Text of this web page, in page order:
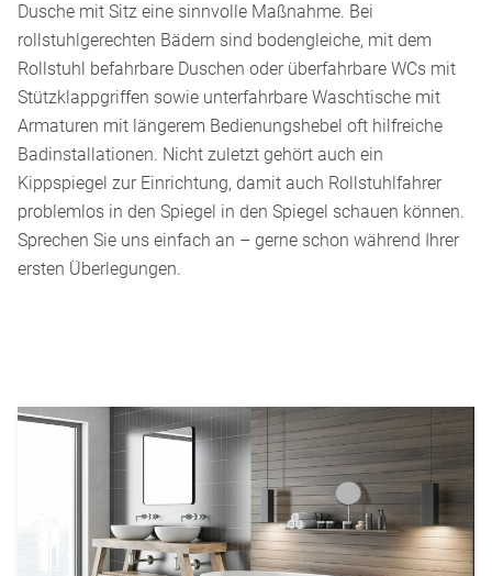
Dusche mit Sitz eine sinnvolle Maßnahme. Bei
rollstuhlgerechten Bädern sind bodengleiche, mit dem
Rollstuhl befahrbare Duschen oder überfahrbare WCs mit
Stützklappgriffen sowie unterfahrbare Waschtische mit
Armaturen mit längerem Bedienungshebel oft hilfreiche
Badinstallationen. Nicht zuletzt gehört auch ein
Kippspiegel zur Einrichtung, damit auch Rollstuhlfahrer
problemlos in den Spiegel in den Spiegel schauen können.
Sprechen Sie uns einfach an – gerne schon während Ihrer
ersten Überlegungen.